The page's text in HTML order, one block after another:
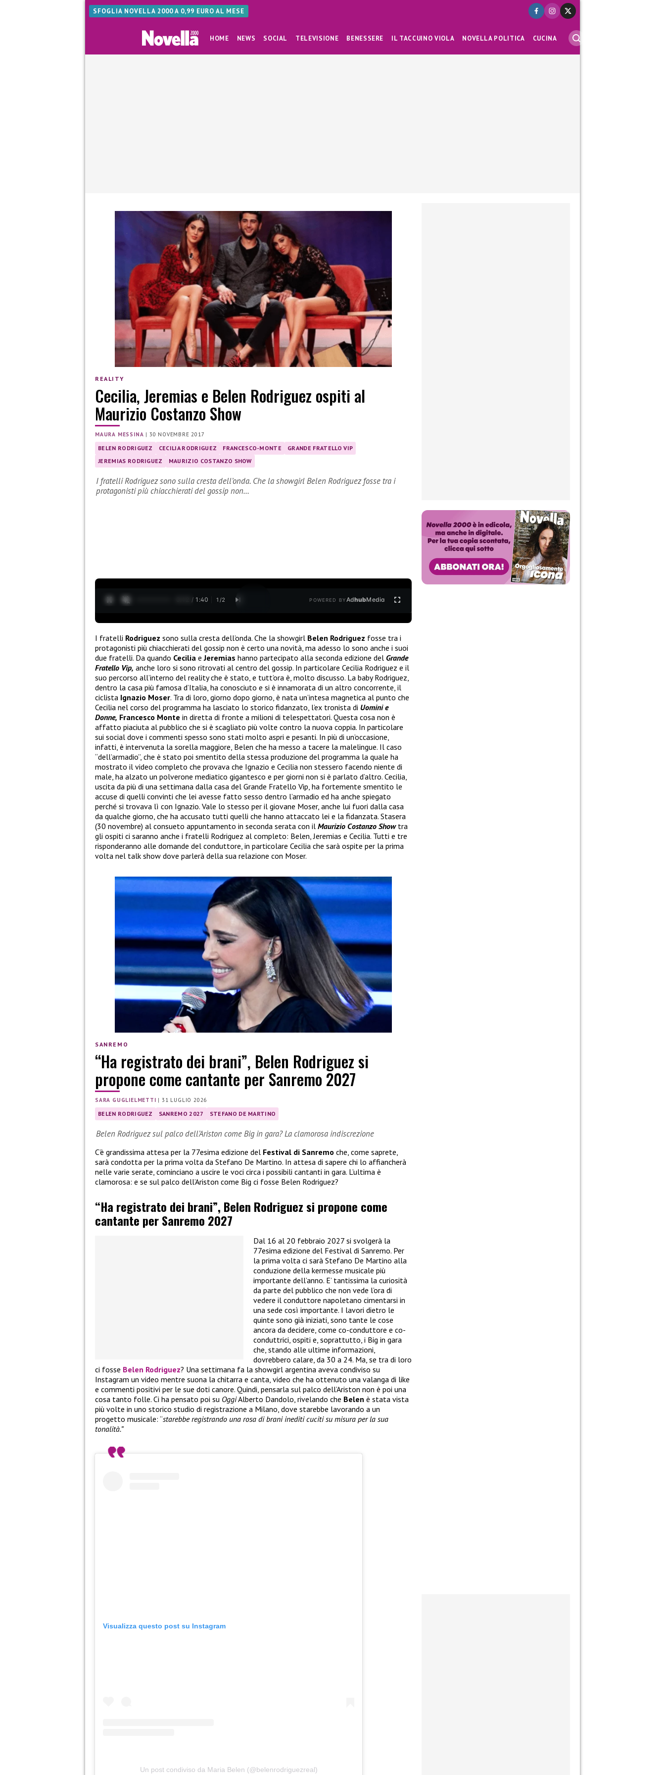
SFOGLIA NOVELLA 2000 A 0,99 EURO AL MESE
HOME NEWS SOCIAL TELEVISIONE BENESSERE IL TACCUINO VIOLA NOVELLA POLITICA CUCINA
REALITY
Cecilia, Jeremias e Belen Rodriguez ospiti al
Maurizio Costanzo Show
MAURA MESSINA | 30 NOVEMBRE 2017
BELEN RODRIGUEZ CECILIA RODRIGUEZ FRANCESCO-MONTE
GRANDE FRATELLO VIP
JEREMIAS RODRIGUEZ
MAURIZIO COSTANZO SHOW
I fratelli Rodriguez sono sulla cresta dell’onda. Che la showgirl Belen Rodriguez fosse tra i
protagonisti più chiacchierati del gossip non…
0:13 / 1:40 1 /2 POWERED BYAdhubMedia
I fratelli Rodriguez sono sulla cresta dell’onda. Che la showgirl Belen Rodriguez fosse tra i
protagonisti più chiacchierati del gossip non è certo una novità, ma adesso lo sono anche i suoi
due fratelli. Da quando Cecilia eJeremias hanno partecipato alla seconda edizione del Grande
Fratello Vip, anche loro si sono ritrovati al centro del gossip. In particolare Cecilia Rodriguez e il
suo percorso all’interno del reality che è stato, e tutt’ora è, molto discusso. La baby Rodriguez,
dentro la casa più famosa d’Italia, ha conosciuto e si è innamorata di un altro concorrente, il
ciclista Ignazio Moser. Tra di loro, giorno dopo giorno, è nata un’intesa magnetica al punto che
Cecilia nel corso del programma ha lasciato lo storico fidanzato, l’ex tronista di Uomini e
Donne, Francesco Monte in diretta di fronte a milioni di telespettatori. Questa cosa non è
affatto piaciuta al pubblico che si è scagliato più volte contro la nuova coppia. In particolare
sui social dove i commenti spesso sono stati molto aspri e pesanti. In più di un’occasione,
infatti, è intervenuta la sorella maggiore, Belen che ha messo a tacere la malelingue. Il caso
“dell’armadio”, che è stato poi smentito della stessa produzione del programma la quale ha
mostrato il video completo che provava che Ignazio e Cecilia non stessero facendo niente di
male, ha alzato un polverone mediatico gigantesco e per giorni non si è parlato d’altro. Cecilia,
uscita da più di una settimana dalla casa del Grande Fratello Vip, ha fortemente smentito le
accuse di quelli convinti che lei avesse fatto sesso dentro l’armadio ed ha anche spiegato
perché si trovava lì con Ignazio. Vale lo stesso per il giovane Moser, anche lui fuori dalla casa
da qualche giorno, che ha accusato tutti quelli che hanno attaccato lei e la fidanzata. Stasera
(30 novembre) al consueto appuntamento in seconda serata con il Maurizio Costanzo Show tra
gli ospiti ci saranno anche i fratelli Rodriguez al completo: Belen, Jeremias e Cecilia. Tutti e tre
risponderanno alle domande del conduttore, in particolare Cecilia che sarà ospite per la prima
volta nel talk show dove parlerà della sua relazione con Moser.
SANREMO
“Ha registrato dei brani”, Belen Rodriguez si
propone come cantante per Sanremo 2027
SARA GUGLIELMETTI |31 LUGLIO 2026
BELEN RODRIGUEZ SANREMO 2027 STEFANO DE MARTINO
Belen Rodriguez sul palco dell’Ariston come Big in gara? La clamorosa indiscrezione
C’è grandissima attesa per la 77esima edizione del Festival di Sanremo che, come saprete,
sarà condotta per la prima volta da Stefano De Martino. In attesa di sapere chi lo affiancherà
nelle varie serate, cominciano a uscire le voci circa i possibili cantanti in gara. L’ultima è
clamorosa: e se sul palco dell’Ariston come Big ci fosse Belen Rodriguez?
“Ha registrato dei brani”, Belen Rodriguez si propone come
cantante per Sanremo 2027
Dal 16 al 20 febbraio 2027 si svolgerà la
77esima edizione del Festival di Sanremo. Per
la prima volta ci sarà Stefano De Martino alla
conduzione della kermesse musicale più
importante dell’anno. E’ tantissima la curiosità
da parte del pubblico che non vede l’ora di
vedere il conduttore napoletano cimentarsi in
una sede così importante. I lavori dietro le
quinte sono già iniziati, sono tante le cose
ancora da decidere, come co-conduttore e co-
conduttrici, ospiti e, soprattutto, i Big in gara
che, stando alle ultime informazioni,
dovrebbero calare, da 30 a 24. Ma, se tra di loro
ci fosse Belen Rodriguez? Una settimana fa la showgirl argentina aveva condiviso su
Instagram un video mentre suona la chitarra e canta, video che ha ottenuto una valanga di like
e commenti positivi per le sue doti canore. Quindi, pensarla sul palco dell’Ariston non è poi una
cosa tanto folle. Ci ha pensato poi su OggiAlberto Dandolo, rivelando che Belen è stata vista
più volte in uno storico studio di registrazione a Milano, dove starebbe lavorando a un
progetto musicale: “starebbe registrando una rosa di brani inediti cuciti su misura per la sua
tonalità.”
Visualizza questo post su Instagram
Un post condiviso da Maria Belen (@belenrodriguezreal)